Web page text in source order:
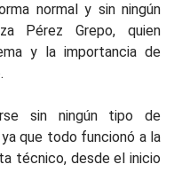
normal y sin ningún
Pérez Grepo, quien
y la importancia de
sin ningún tipo de
que todo funcionó a la
técnico, desde el inicio